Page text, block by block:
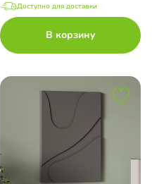
Доступно для доставки
В корзину